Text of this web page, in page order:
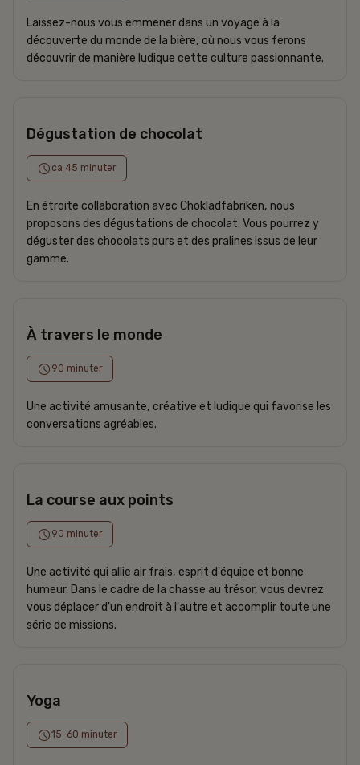
Laissez-nous vous emmener dans un voyage à la
découverte du monde de la bière, où nous vous ferons
découvrir de manière ludique cette culture passionnante.
Dégustation de chocolat
ca 45 minuter
En étroite collaboration avec Chokladfabriken, nous
proposons des dégustations de chocolat. Vous pourrez y
déguster des chocolats purs et des pralines issus de leur
gamme.
À travers le monde
90 minuter
Une activité amusante, créative et ludique qui favorise les
conversations agréables.
La course aux points
90 minuter
Une activité qui allie air frais, esprit d'équipe et bonne
humeur. Dans le cadre de la chasse au trésor, vous devrez
vous déplacer d'un endroit à l'autre et accomplir toute une
série de missions.
Yoga
15-60 minuter